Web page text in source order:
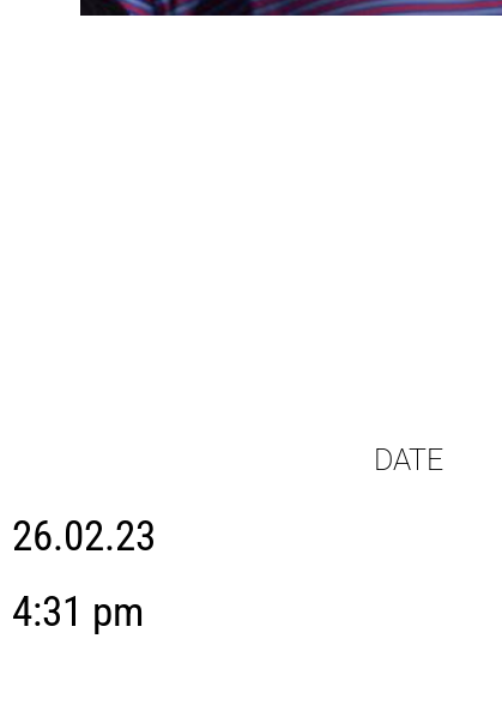
DATE
26.02.23
4:31 pm